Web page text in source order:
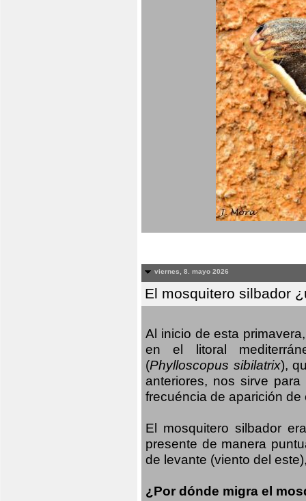
viernes, 8. mayo 2026
El mosquitero silbador
Al inicio de esta
en el litoral
(Phylloscopus sibilatrix),
anteriores, nos sirve
frecuéncia de aparición
El mosquitero silbador
presente de manera
de levante (viento del
¿Por dónde migra el